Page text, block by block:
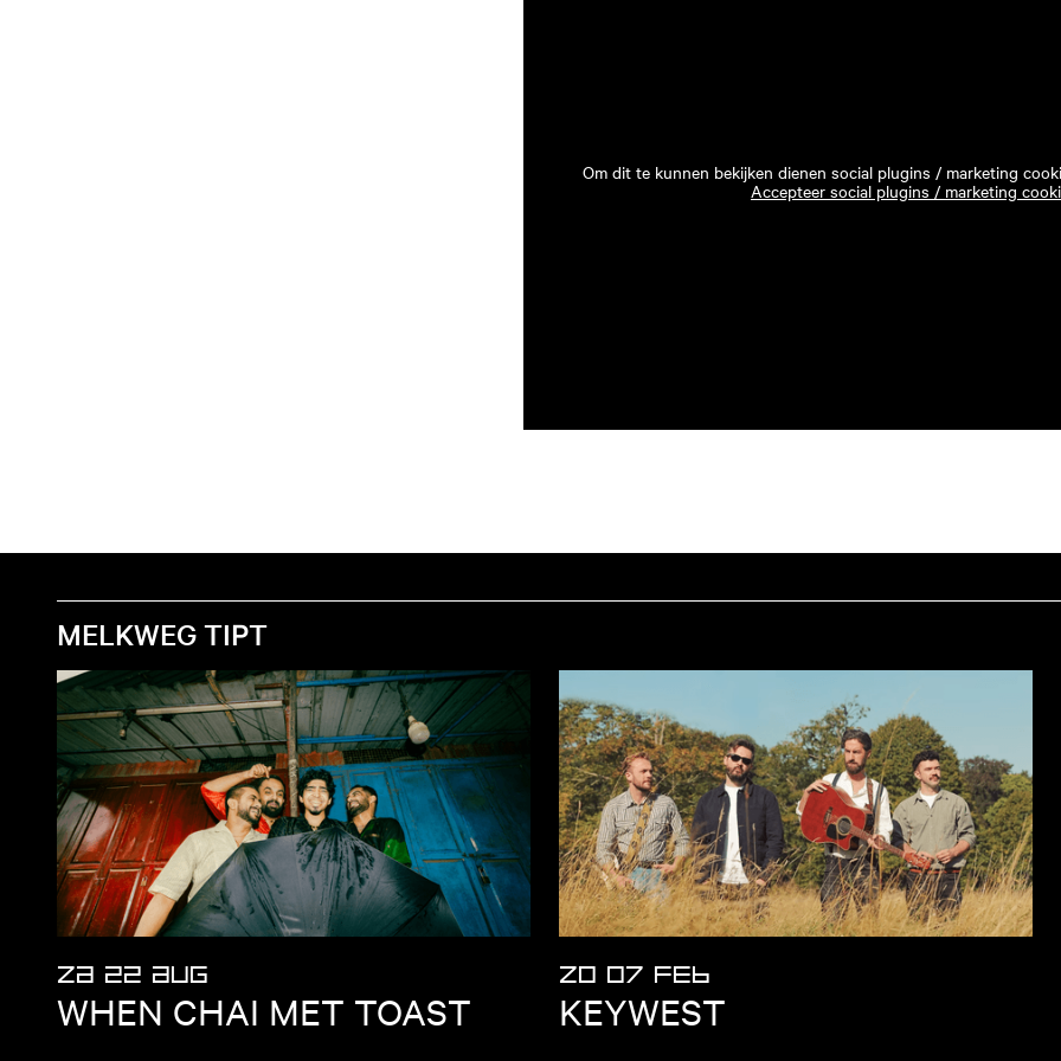
Om dit te kunnen bekijken dienen social plugins / marketing
Accepteer social plugins / marketing
MELKWEG TIPT
ZA 22 AUG
WHEN CHAI MET TOAST
ZO 07 FEB
KEYWEST